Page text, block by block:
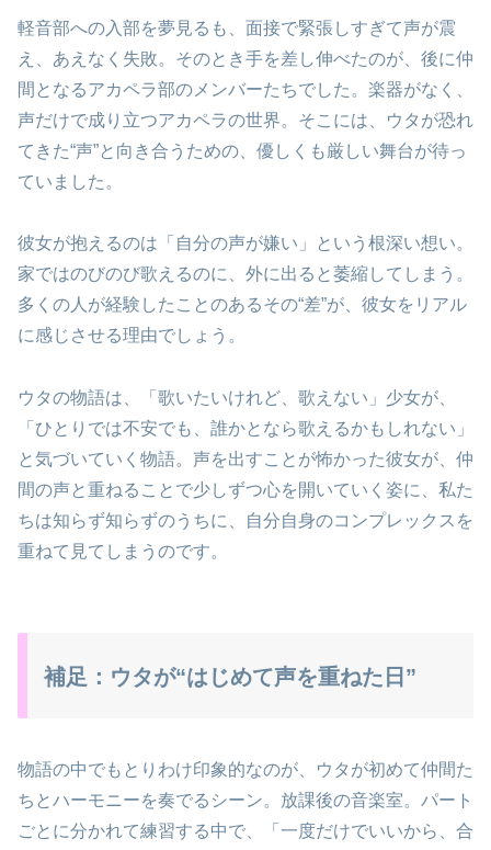
軽音部への入部を夢見るも、面接で緊張しすぎて声が震
え、あえなく失敗。そのとき手を差し伸べたのが、後に仲
間となるアカペラ部のメンバーたちでした。楽器がなく、
声だけで成り立つアカペラの世界。そこには、ウタが恐れ
てきた“声”と向き合うための、優しくも厳しい舞台が待っ
ていました。
彼女が抱えるのは「自分の声が嫌い」という根深い想い。
家ではのびのび歌えるのに、外に出ると萎縮してしまう。
多くの人が経験したことのあるその“差”が、彼女をリアル
に感じさせる理由でしょう。
ウタの物語は、「歌いたいけれど、歌えない」少女が、
「ひとりでは不安でも、誰かとなら歌えるかもしれない」
と気づいていく物語。声を出すことが怖かった彼女が、仲
間の声と重ねることで少しずつ心を開いていく姿に、私た
ちは知らず知らずのうちに、自分自身のコンプレックスを
重ねて見てしまうのです。
補足：ウタが“はじめて声を重ねた日”
物語の中でもとりわけ印象的なのが、ウタが初めて仲間た
ちとハーモニーを奏でるシーン。放課後の音楽室。パート
ごとに分かれて練習する中で、「一度だけでいいから、合